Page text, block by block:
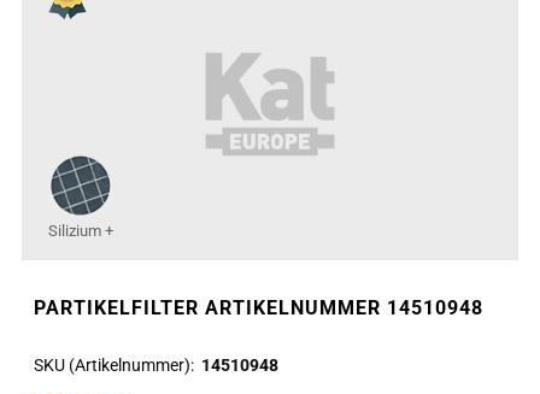
Silizium +
PARTIKELFILTER ARTIKELNUMMER 14510948
SKU (Artikelnummer) 14510948